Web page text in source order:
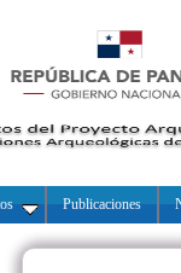
Publicaciones